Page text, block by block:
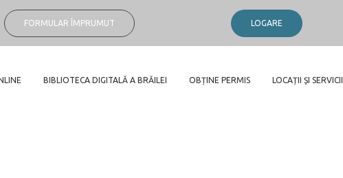
FORMULAR ÎMPRUMUT LOGARE
BIBLIOTECA DIGITALĂ A BRĂILEI OBȚINE PERMIS LOCAȚII ȘI SERVICII